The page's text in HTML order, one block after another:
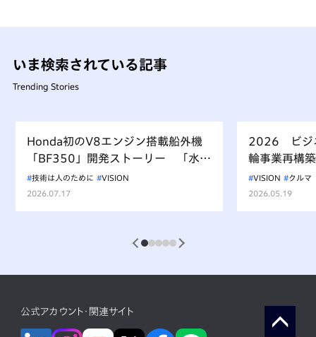
いま検索されている記事
Trending Stories
Honda初のV8エンジン搭載船外機
「BF350」開発ストーリー 「水上
を走るもの、水を汚すべからず」を
受け継ぐ挑戦
技術は人のために
VISION
2026.07.17
2026 ビジ
輪事業再構
VISION
クルマ
2026.05.19
1 2 3 4 5
公式アカウント・関連サイト